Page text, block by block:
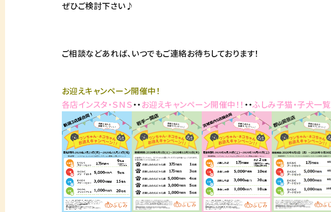
ぜひご検討下さい♪
ご相談などあれば、いつでもご連絡お待ちしております！
お迎えキャンペーン開催中！
各店インスタ・ＳＮＳ・・お迎えキャンペーン開催中！！ ・・ふしみ子猫・子犬一覧